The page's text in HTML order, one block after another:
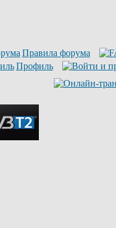
Правила форума
Профиль